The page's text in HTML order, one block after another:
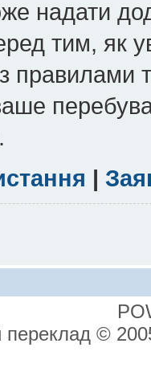
надати
тим, як
правилами
|
переклад ©